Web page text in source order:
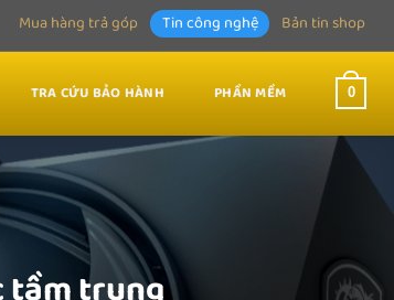
Mua hàng trả góp Tin công nghệ Bản tin shop
TRA CỨU BẢO HÀNH PHẦN MỀM 0